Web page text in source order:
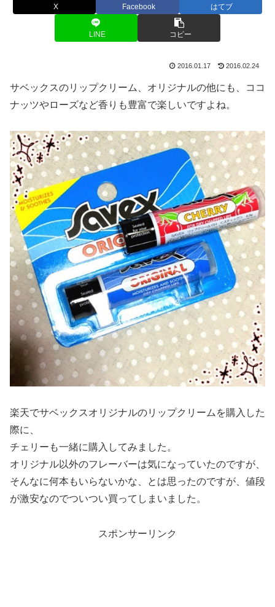
X Facebook はてブ
LINE コピー
2016.01.17 2016.02.24
サベックスのリップクリーム、オリジナルの他にも、ココ
ナッツやローズなど香りも豊富で楽しいですよね。
楽天でサベックスオリジナルのリップクリームを購入した
際に、
チェリーも一緒に購入してみました。
オリジナル以外のフレーバーは気になっていたのですが、
そんなに何本もいらないかな、とは思ったのですが、値段
が激安なのでついつい買ってしまいました。
スポンサーリンク